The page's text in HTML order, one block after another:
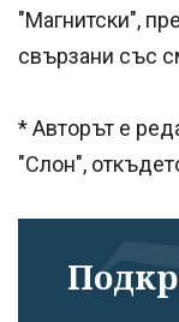
"Магнитски",
свързани със
* Авторът е
"Слон",